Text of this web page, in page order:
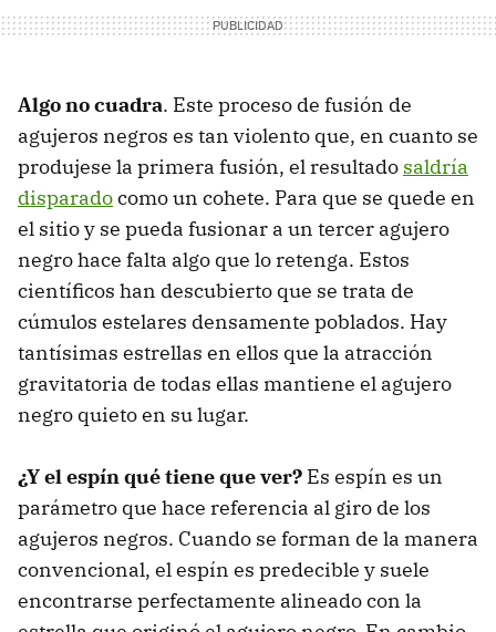
Algo no cuadra. Este proceso de fusión de
agujeros negros es tan violento que, en cuanto se
produjese la primera fusión, el resultado saldría
disparadocomo un cohete. Para que se quede en
el sitio y se pueda fusionar a un tercer agujero
negro hace falta algo que lo retenga. Estos
científicos han descubierto que se trata de
cúmulos estelares densamente poblados. Hay
tantísimas estrellas en ellos que la atracción
gravitatoria de todas ellas mantiene el agujero
negro quieto en su lugar.
¿Y el espín qué tiene que ver? Es espín es un
parámetro que hace referencia al giro de los
agujeros negros. Cuando se forman de la manera
convencional, el espín es predecible y suele
encontrarse perfectamente alineado con la